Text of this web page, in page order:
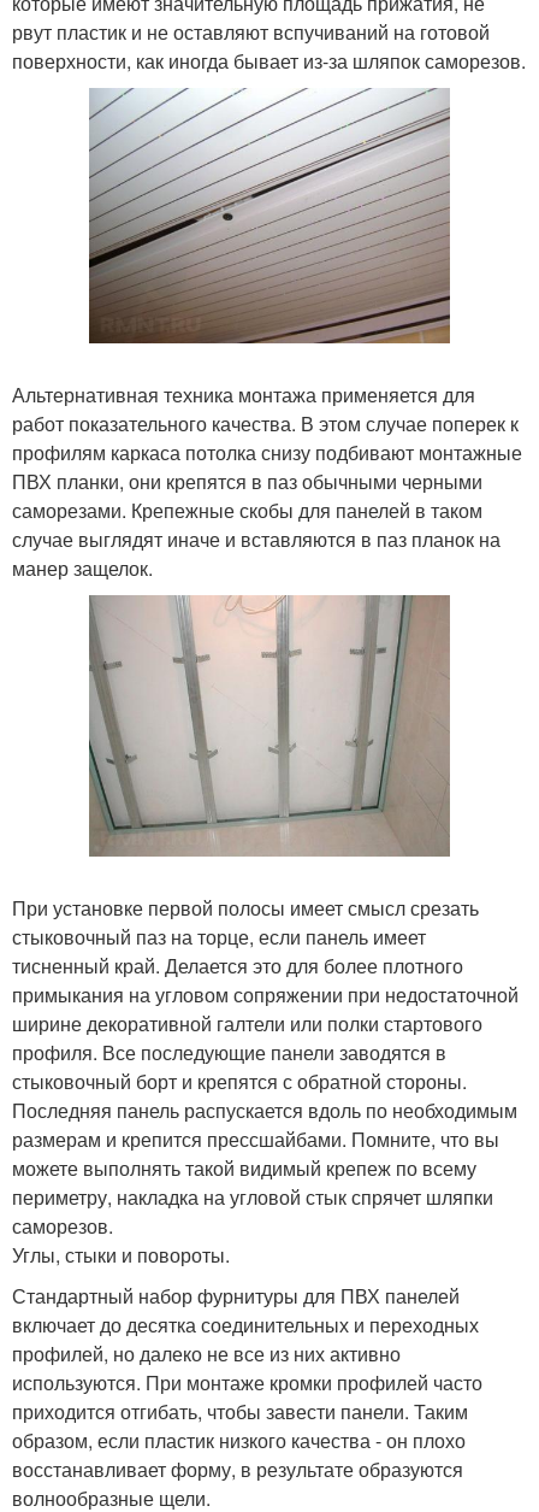
рвут пластик и не оставляют вспучиваний на готовой
поверхности, как иногда бывает из-за шляпок саморезов.
Альтернативная техника монтажа применяется для
работ показательного качества. В этом случае поперек к
профилям каркаса потолка снизу подбивают монтажные
ПВХ планки, они крепятся в паз обычными черными
саморезами. Крепежные скобы для панелей в таком
случае выглядят иначе и вставляются в паз планок на
манер защелок.
При установке первой полосы имеет смысл срезать
стыковочный паз на торце, если панель имеет
тисненный край. Делается это для более плотного
примыкания на угловом сопряжении при недостаточной
ширине декоративной галтели или полки стартового
профиля. Все последующие панели заводятся в
стыковочный борт и крепятся с обратной стороны.
Последняя панель распускается вдоль по необходимым
размерам и крепится прессшайбами. Помните, что вы
можете выполнять такой видимый крепеж по всему
периметру, накладка на угловой стык спрячет шляпки
саморезов.
Углы, стыки и повороты.
Стандартный набор фурнитуры для ПВХ панелей
включает до десятка соединительных и переходных
профилей, но далеко не все из них активно
используются. При монтаже кромки профилей часто
приходится отгибать, чтобы завести панели. Таким
образом, если пластик низкого качества - он плохо
восстанавливает форму, в результате образуются
волнообразные щели.